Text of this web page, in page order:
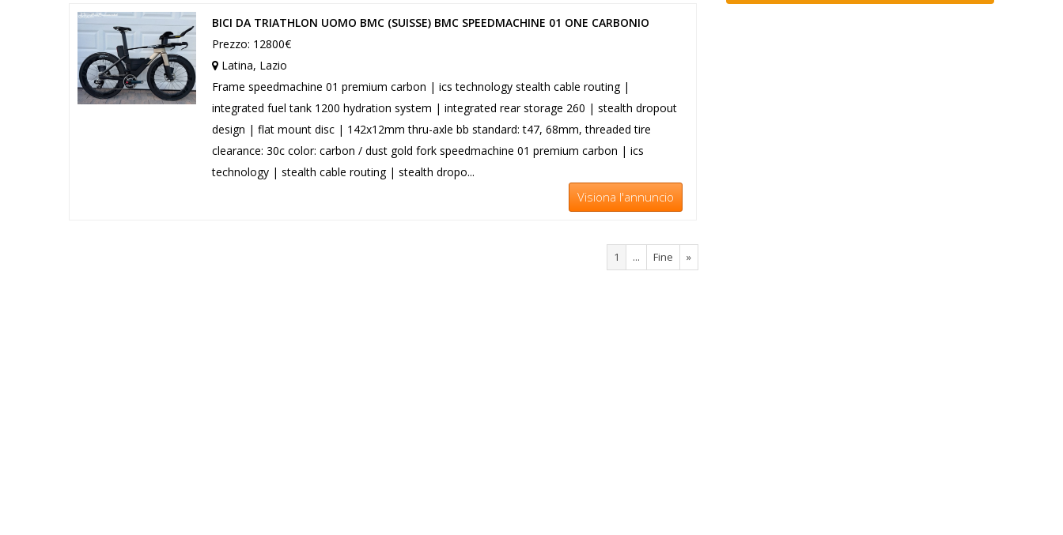
BICI DA TRIATHLON UOMO BMC (SUISSE) BMC SPEEDMACHINE 01 ONE CARBONIO
Prezzo: 12800€
Latina, Lazio
Frame speedmachine 01 premium carbon | ics technology stealth cable routing |
integrated fuel tank 1200 hydration system | integrated rear storage 260 | stealth dropout
design | flat mount disc | 142x12mm thru-axle bb standard: t47, 68mm, threaded tire
clearance: 30c color: carbon / dust gold fork speedmachine 01 premium carbon | ics
technology | stealth cable routing | stealth dropo...
Visiona l'annuncio
1 ... Fine »